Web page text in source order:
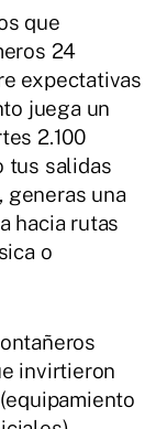
que
24
expectativas
juega un
2.100
tus salidas
generas una
hacia rutas
o
invirtieron